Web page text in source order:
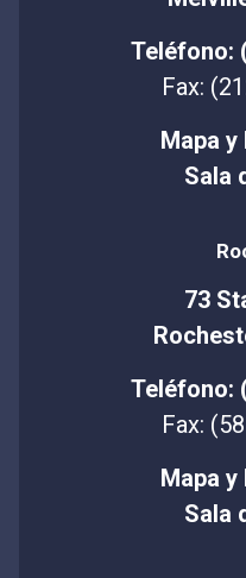
Teléfono:
Fax:
Mapa
Sala
73
Teléfono:
Fax:
Mapa
Sala